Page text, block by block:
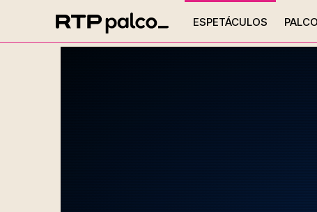
ESPETÁCULOS